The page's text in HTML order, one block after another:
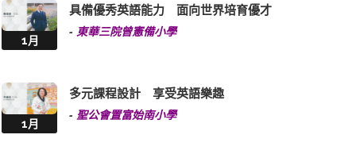
1月
具備優秀英語能力 面向世界培育優才
- 東華三院曾憲備小學
1月
多元課程設計 享受英語樂趣
- 聖公會置富始南小學